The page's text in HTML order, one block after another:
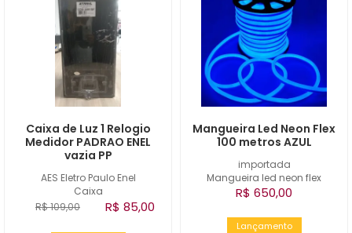
AES Eletro Paulo Enel
Caixa
Caixa de Luz 1 Relogio
Medidor PADRAO ENEL
vazia PP
R$ 109,00 R$ 85,00
importada
Mangueira led neon flex
Mangueira Led Neon Flex
100 metros AZUL
R$ 650,00
Lançamento